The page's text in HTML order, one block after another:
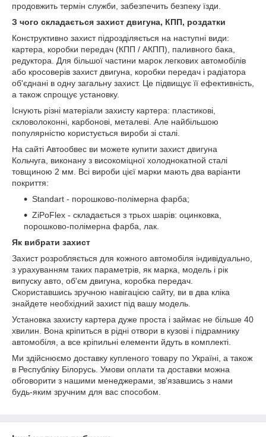
продовжить термін служби, забезпечить безпеку їзди.
З чого складається захист двигуна, КПП, роздатки
Конструктивно захист підрозділяється на наступні види:
картера, коробки передач (КПП / АКПП), паливного бака,
редуктора. Для більшої частини марок легкових автомобілів
або кросоверів захист двигуна, коробки передач і радіатора
об'єднані в одну загальну захист. Це підвищує її ефективність,
а також спрощує установку.
Існують різні матеріали захисту картера: пластикові,
скловолоконні, карбонові, металеві. Але найбільшою
популярністю користується вироби зі сталі.
На сайті Автообвес ви можете купити захист двигуна
Кольчуга, виконану з високоміцної холоднокатной сталі
товщиною 2 мм. Всі вироби цієї марки мають два варіанти
покриття:
Standart - порошково-полімерна фарба;
ZiPoFlex - складається з трьох шарів: оцинковка,
порошково-полімерна фарба, лак.
Як вибрати захист
Захист розробляється для кожного автомобіля індивідуально,
з урахуванням таких параметрів, як марка, модель і рік
випуску авто, об'єм двигуна, коробка передач.
Скориставшись зручною навігацією сайту, ви в два кліка
знайдете необхідний захист під вашу модель.
Установка захисту картера дуже проста і займає не більше 40
хвилин. Вона кріпиться в рідні отвори в кузові і підрамнику
автомобіля, а все кріпильні елементи йдуть в комплекті.
Ми здійснюємо доставку купленого товару по Україні, а також
в Республіку Білорусь. Умови оплати та доставки можна
обговорити з нашими менеджерами, зв'язавшись з нами
будь-яким зручним для вас способом.